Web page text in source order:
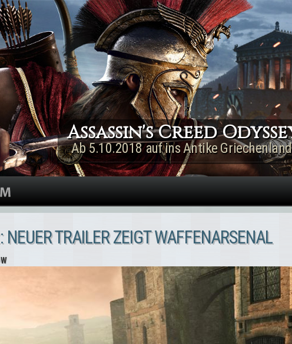
Direkt zum Inhalt
Assassin's Creed Rogue
Remastered
Jetzt für PS4 & Xbox One!
NEUER TRAILER ZEIGT WAFFENARSENAL